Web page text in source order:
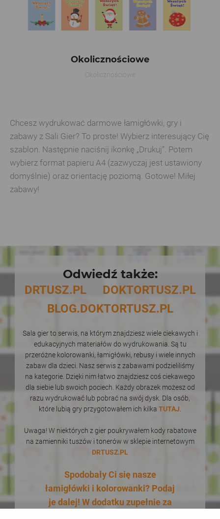
Okolicznościowe
Okolicznościowe
Chcesz wydrukować darmowe łamigłówki, gry i
zabawy z Sali Gier? To proste! Wybierz interesujący Cię
szablon. Następnie naciśnij ikonkę „Drukuj”. Potem
wybierz format papieru A4 (zazwyczaj jest ustawiony
domyślnie) oraz orientację poziomą. Gotowe! Miłej
zabawy!
Odwiedź także:
DRTUSZ.PL
DOKTORTUSZ.PL
BLOG.DOKTORTUSZ.PL
Sala gier to serwis, na którym znajdziesz wiele ciekawych i
edukacyjnych materiałów do wydrukowania. Są tu
przeróżne kolorowanki, łamigłówki, rebusy i wiele innych
zabaw dla dzieci. Nasz serwis z zabawami podzieliliśmy
na kategorie. Dzięki nim łatwo znajdziesz coś ciekawego
dla siebie lub swoich pociech. Każdy obrazek możesz od
razu wydrukować lub pobrać na swój dysk. Dla osób,
które lubią gry przygotowałem ich kilka TUTAJ
Uwaga! W niektórych z gier poukrywałem kody rabatowe
na zamienniki tuszów i tonerów w sklepie internetowym
DRTUSZ.PL
Spodobały Ci się nasze
łamigłówki i kolorowanki? Podaj
je dalej! W dodatku zupełnie za